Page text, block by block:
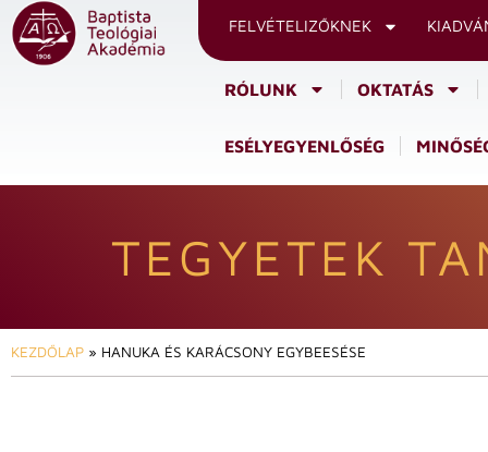
FELVÉTELIZŐKNEK
RÓLUNK OKTATÁS
ESÉLYEGYENLŐSÉG
TEGYETEK
KEZDŐLAP » HANUKA ÉS KARÁCSONY EGYBEESÉSE